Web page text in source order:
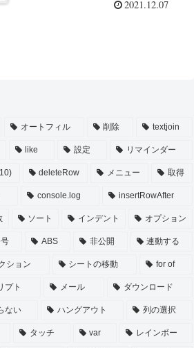
2021.12.07
オートフィル 削除 textjoin
like 設定 リマインダー
deleteRow メニュー 取得
console.log insertRowAfter
ソート インデント オプション
ABS 非公開 連動する
ション シートの移動 for of
プト メール ダウンロード
ない ハングアウト 列の選択
タッチ var レインボー